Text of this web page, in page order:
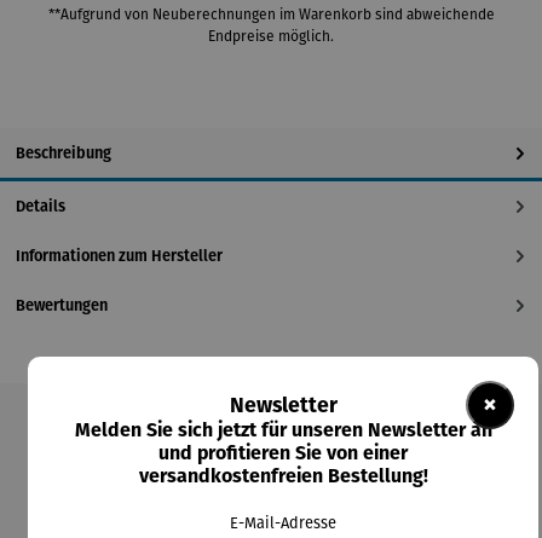
**Aufgrund von Neuberechnungen im Warenkorb sind abweichende
Endpreise möglich.
Beschreibung
Details
Informationen zum Hersteller
Bewertungen
Produktgalerie überspringen
×
Newsletter
Melden Sie sich jetzt für unseren Newsletter an
und profitieren Sie von einer
versandkostenfreien Bestellung!
E-Mail-Adresse